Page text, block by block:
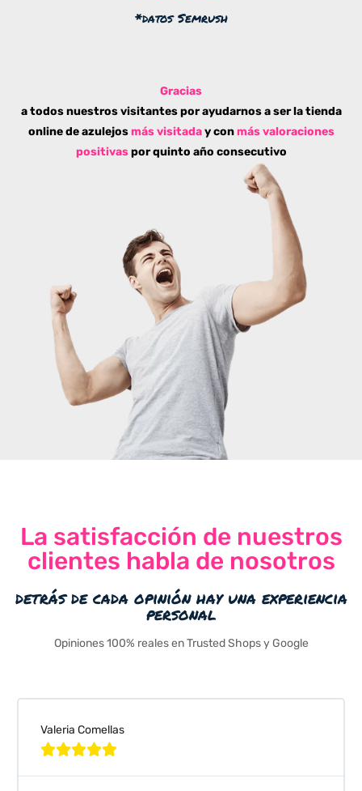
*datos Semrush
Gracias
a todos nuestros visitantes por ayudarnos a ser la tienda
online de azulejos más visitaday conmás valoraciones
positivaspor quinto año consecutivo
La satisfacción de nuestros
clientes habla de nosotros
detrás de cada opinión hay una experiencia
personal
Opiniones 100% reales en Trusted Shops y Google
Valeria Comellas
